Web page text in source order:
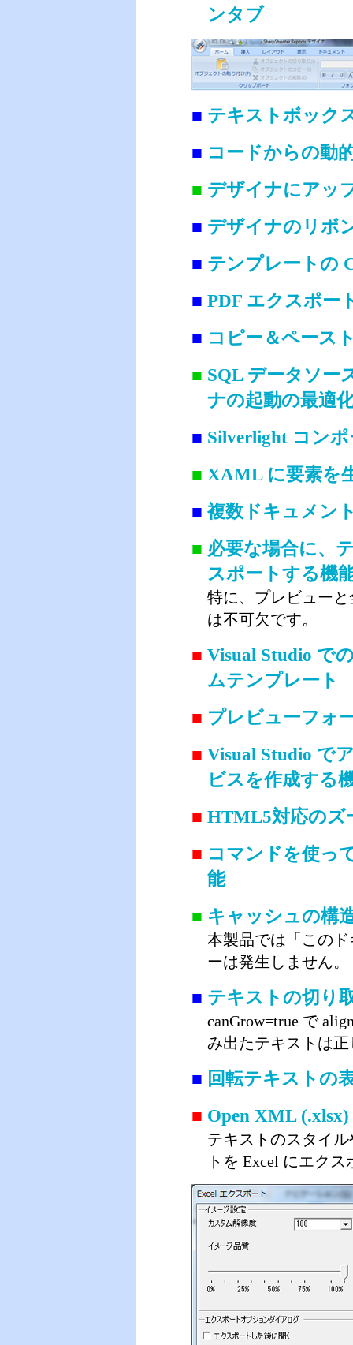
ンタブ
■ テキストボック
■ コードからの動
■ デザイナにアッ
■ デザイナのリボ
■ テンプレートの
■ PDF エクスポー
■ コピー＆ペース
■ SQL データソー
ナの起動の最適
■ Silverlight コン
■ XAML に要素を
■複数ドキュメン
■ 必要な場合に、
スポートする機
特に、プレビュー
は不可欠です。
■ Visual Studio で
ムテンプレート
■ プレビューフォ
■ Visual Studio で
ビスを作成する
■ HTML5対応のズ
■ コマンドを使っ
能
■ キャッシュの構
本製品では「この
ーは発生しません。
■ テキストの切り
canGrow=true で
み出たテキストは
■ 回転テキストの
■ Open XML
テキストのスタイ
トを Excel にエク